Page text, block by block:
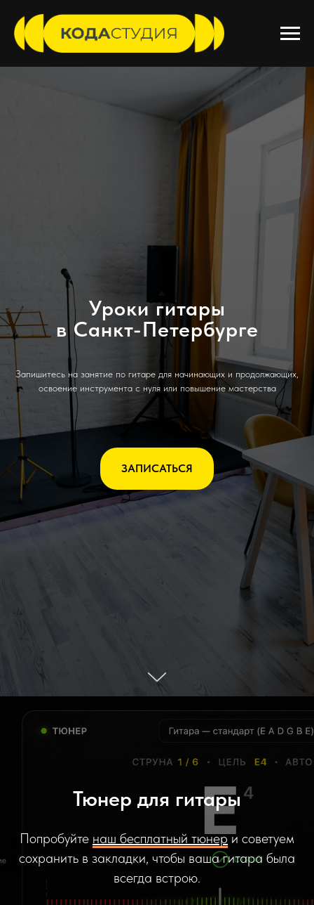
Уроки гитары
в Санкт-Петербурге
Запишитесь на занятие по гитаре для начинающих и продолжающих,
освоение инструмента с нуля или повышение мастерства
ЗАПИСАТЬСЯ
Тюнер для гитары
Попробуйте наш бесплатный тюнери советуем
сохранить в закладки, чтобы ваша гитара была
всегда встрою.